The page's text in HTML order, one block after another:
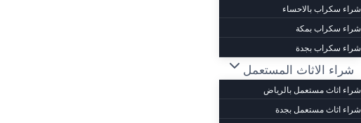
شراء سكراب بالاحساء
شراء سكراب بمكة
شراء سكراب بجدة
شراء الاثاث المستعمل
شراء اثاث مستعمل بالرياض
شراء اثاث مستعمل بجدة